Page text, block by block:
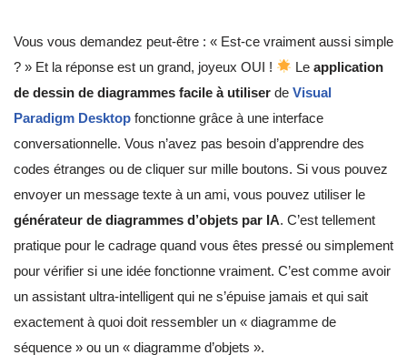
Vous vous demandez peut-être : « Est-ce vraiment aussi simple
? » Et la réponse est un grand, joyeux OUI !
Leapplication
de dessin de diagrammes facile à utiliser de Visual
Paradigm Desktop fonctionne grâce à une interface
conversationnelle. Vous n’avez pas besoin d’apprendre des
codes étranges ou de cliquer sur mille boutons. Si vous pouvez
envoyer un message texte à un ami, vous pouvez utiliser le
générateur de diagrammes d’objets par IA. C’est tellement
pratique pour le cadrage quand vous êtes pressé ou simplement
pour vérifier si une idée fonctionne vraiment. C’est comme avoir
un assistant ultra-intelligent qui ne s’épuise jamais et qui sait
exactement à quoi doit ressembler un « diagramme de
séquence » ou un « diagramme d’objets ».